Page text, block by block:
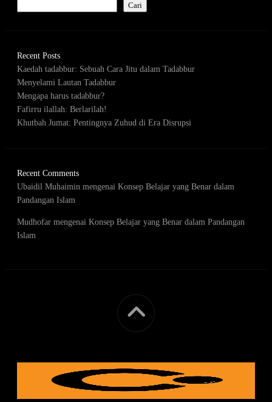
Cari
Recent Posts
Kaedah tadabbur: Sebuah Cara Jitu dalam Tadabbur
Menyelami Lautan Tadabbur
Mengapa harus tadabbur?
Fafirru ilallah: Berlarilah!
Khutbah Jumat: Pentingnya Zuhud di Era Disrupsi
Recent Comments
Ubaidil Muhaimin mengenai Konsep Belajar yang Benar dalam
Pandangan Islam
Mudhofar mengenai Konsep Belajar yang Benar dalam Pandangan
Islam